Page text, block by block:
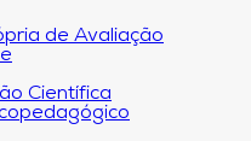
de Avaliação
Científica